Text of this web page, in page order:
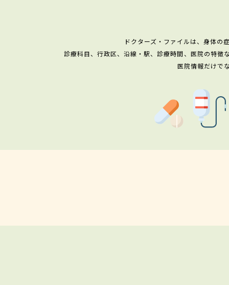
ドクターズ・ファイルは、身体の
診療科目、行政区、沿線・駅、診療時間、医院の特徴
医院情報だけで